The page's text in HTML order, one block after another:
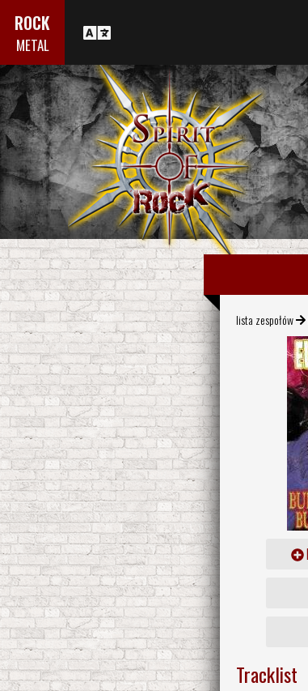
ROCK
METAL
lista zespołów
Tracklist